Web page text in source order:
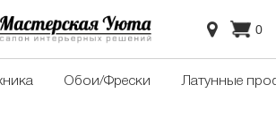
0
Обои/Фрески Латунные